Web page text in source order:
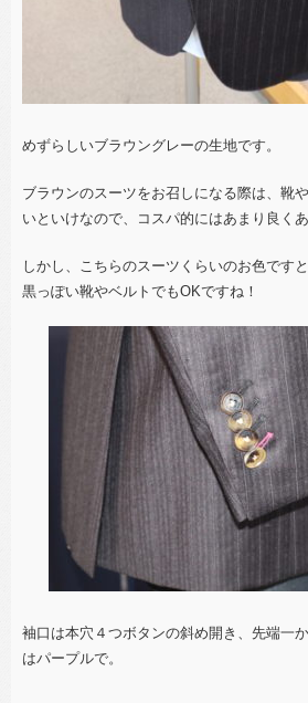
めずらしいブラウングレーの生地です。
ブラウンのスーツをお召しになる際は、靴
いといけなので、コスパ的にはあまり良くあ
しかし、こちらのスーツくらいのお色です
黒っぽい靴やベルトでもOKですね！
袖口は本穴４つボタンの斜め開き、先端一
はパープルで。